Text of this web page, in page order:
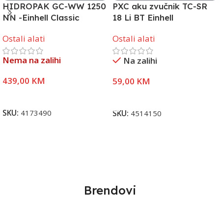
HIDROPAK GC-WW 1250
NN -Einhell Classic
Ostali alati
Nema na zalihi
439,00 KM
SKU: 4173490
PXC aku zvučnik TC-SR
18 Li BT Einhell
Ostali alati
Na zalihi
59,00 KM
SKU: 4514150
Brendovi